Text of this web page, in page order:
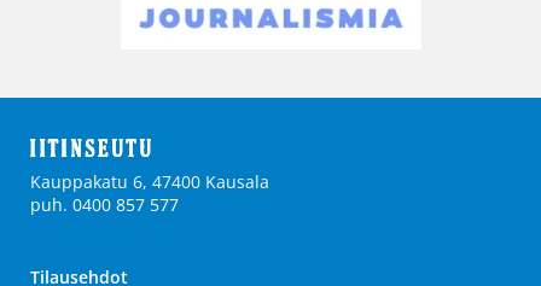
Kauppakatu 6, 47400 Kausala
puh. 0400 857 577
Tilausehdot